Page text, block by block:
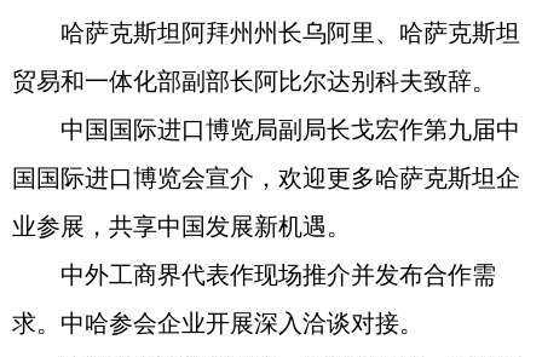
哈萨克斯坦阿拜州州长乌阿里、哈萨克斯坦
贸易和一体化部副部长阿比尔达别科夫致辞。
中国国际进口博览局副局长戈宏作第九届中
国国际进口博览会宣介，欢迎更多哈萨克斯坦企
业参展，共享中国发展新机遇。
中外工商界代表作现场推介并发布合作需
求。中哈参会企业开展深入洽谈对接。